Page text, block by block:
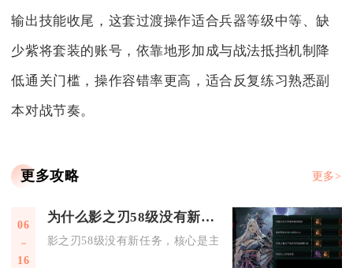
输出技能收尾，这套过渡操作适合兵器等级中等、缺
少紫将套装的账号，依靠地形加成与战法抵挡机制降
低通关门槛，操作容错率更高，适合反复练习熟悉副
本对战节奏。
更多攻略 更多>
06
16
为什么影之刃58级没有新任务
影之刃58级没有新任务，核心是主线剧情进入阶段性收尾，